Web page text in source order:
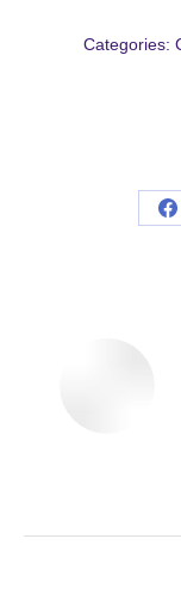
Categories: